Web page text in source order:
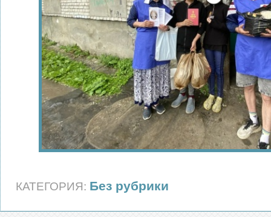
КАТЕГОРИЯ: Без рубрики